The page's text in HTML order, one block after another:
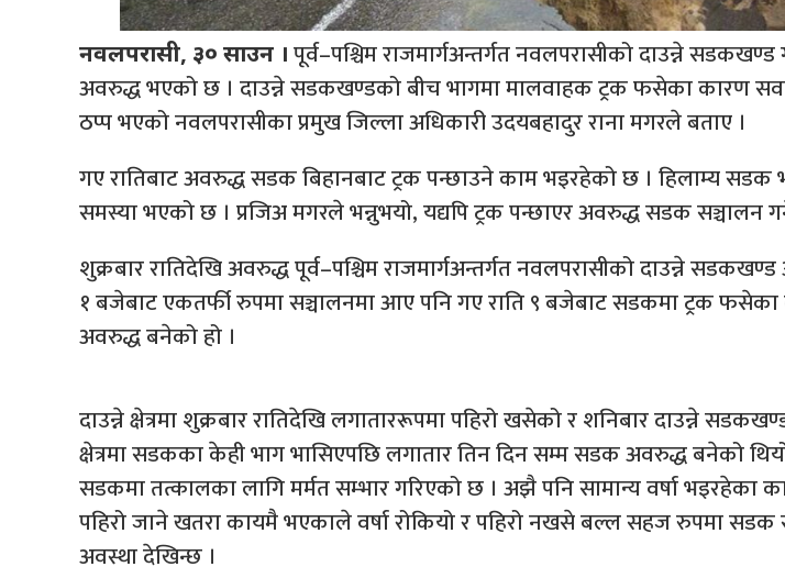
नवलपरासी, ३० साउन । पूर्व–पश्चिम राजमार्गअन्तर्गत नवलपरासीको दाउन्ने सडकखण्ड
अवरुद्ध भएको छ । दाउन्ने सडकखण्डको बीच भागमा मालवाहक ट्रक फसेका कारण
ठप्प भएको नवलपरासीका प्रमुख जिल्ला अधिकारी उदयबहादुर राना मगरले बताए ।
गए रातिबाट अवरुद्ध सडक बिहानबाट ट्रक पन्छाउने काम भइरहेको छ । हिलाम्य
समस्या भएको छ । प्रजिअ मगरले भन्नुभयो, यद्यपि ट्रक पन्छाएर अवरुद्ध सडक सञ्चालन
शुक्रबार रातिदेखि अवरुद्ध पूर्व–पश्चिम राजमार्गअन्तर्गत नवलपरासीको दाउन्ने
१ बजेबाट एकतर्फी रुपमा सञ्चालनमा आए पनि गए राति ९ बजेबाट सडकमा ट्रक
अवरुद्ध बनेको हो ।
दाउन्ने क्षेत्रमा शुक्रबार रातिदेखि लगाताररूपमा पहिरो खसेको र शनिबार दाउन्ने
क्षेत्रमा सडकका केही भाग भासिएपछि लगातार तिन दिन सम्म सडक अवरुद्ध बनेको
सडकमा तत्कालका लागि मर्मत सम्भार गरिएको छ । अझै पनि सामान्य वर्षा भइरहेका
पहिरो जाने खतरा कायमै भएकाले वर्षा रोकियो र पहिरो नखसे बल्ल सहज रुपमा सडक
अवस्था देखिन्छ ।